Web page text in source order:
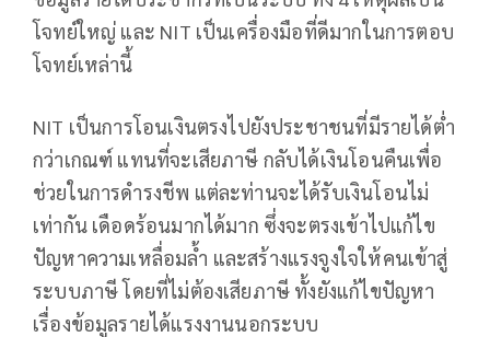
โจทย์ใหญ่ และ NIT เป็นเครื่องมือที่ดีมากในการตอบ
โจทย์เหล่านี้
NIT เป็นการโอนเงินตรงไปยังประชาชนที่มีรายได้ต่ำ
กว่าเกณฑ์ แทนที่จะเสียภาษี กลับได้เงินโอนคืนเพื่อ
ช่วยในการดำรงชีพ แต่ละท่านจะได้รับเงินโอนไม่
เท่ากัน เดือดร้อนมากได้มาก ซึ่งจะตรงเข้าไปแก้ไข
ปัญหาความเหลื่อมล้ำ และสร้างแรงจูงใจให้คนเข้าสู่
ระบบภาษี โดยที่ไม่ต้องเสียภาษี ทั้งยังแก้ไขปัญหา
เรื่องข้อมูลรายได้แรงงานนอกระบบ